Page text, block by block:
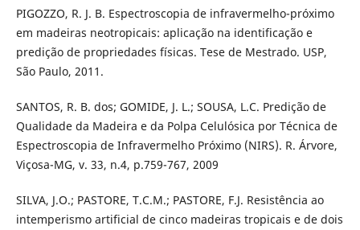
PIGOZZO, R. J. B. Espectroscopia de infravermelho-próximo
em madeiras neotropicais: aplicação na identificação e
predição de propriedades físicas. Tese de Mestrado. USP,
São Paulo, 2011.
SANTOS, R. B. dos; GOMIDE, J. L.; SOUSA, L.C. Predição de
Qualidade da Madeira e da Polpa Celulósica por Técnica de
Espectroscopia de Infravermelho Próximo (NIRS). R. Árvore,
Viçosa-MG, v. 33, n.4, p.759-767, 2009
SILVA, J.O.; PASTORE, T.C.M.; PASTORE, F.J. Resistência ao
intemperismo artificial de cinco madeiras tropicais e de dois